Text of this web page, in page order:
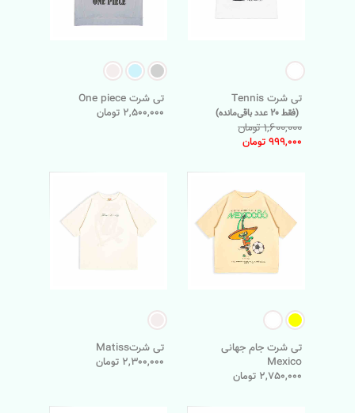
تی شرت Tennis
(فقط 20 عدد باقی‌مانده)
1,600,000 تومان
999,000 تومان
تی شرت One piece
2,500,000 تومان
تی شرت جام جهانی
Mexico
2,750,000 تومان
تی شرتMatiss
2,300,000 تومان